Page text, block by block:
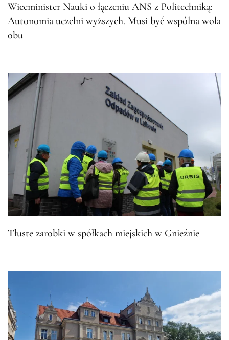
Wiceminister Nauki o łączeniu ANS z Politechniką:
Autonomia uczelni wyższych. Musi być wspólna wola
obu
Tłuste zarobki w spółkach miejskich w Gnieźnie